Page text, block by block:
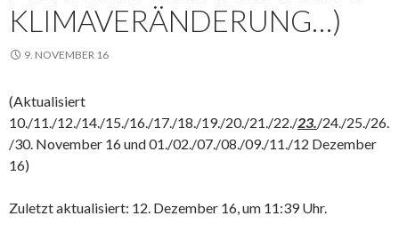
KLIMAVERÄNDERUNG…)
9. NOVEMBER 16
(Aktualisiert
10./11./12./14./15./16./17./18./19./20./21./22./23./24./25./26.
/30. November 16 und 01./02./07./08./09./11./12 Dezember
16)
Zuletzt aktualisiert: 12. Dezember 16, um 11:39 Uhr.